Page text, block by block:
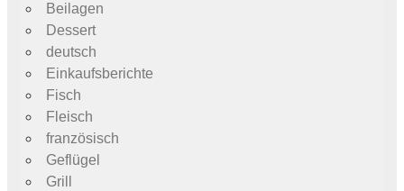
Beilagen
Dessert
deutsch
Einkaufsberichte
Fisch
Fleisch
französisch
Geflügel
Grill